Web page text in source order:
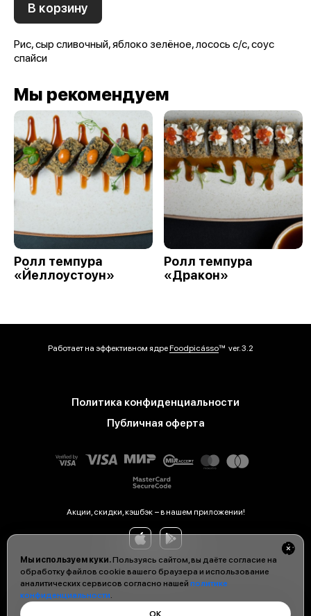
Мы используем куки.Пользуясь сайтом, вы даёте согласие на
обработку файлов cookie вашего браузера и использование
аналитических сервисов согласно нашей политике
конфиденциальности.
ОК
В корзину
Рис, сыр сливочный, яблоко зелёное, лосось с/с, соус
спайси
Мы рекомендуем
Ролл темпура
«Йеллоустоун»
Ролл темпура
«Дракон»
Работает на эффективном ядреFoodpicássover. 3.2
Политика конфиденциальности
Публичная оферта
Акции, скидки, кэшбэк − в нашем приложении!